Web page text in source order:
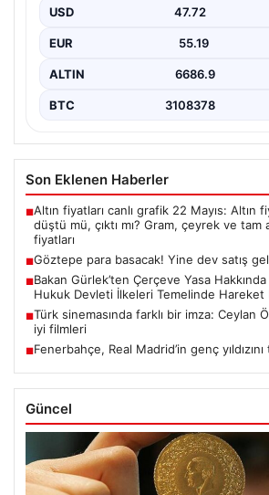
USD 47.72
EUR 55.19
ALTIN 6686.9
BTC 3108378
Son Eklenen Haberler
■Altın fiyatları canlı grafik 22 Mayıs: Altın
düştü mü, çıktı mı? Gram, çeyrek ve tam
fiyatları
■Göztepe para basacak! Yine dev satış
■Bakan Gürlek’ten Çerçeve Yasa
Hukuk Devleti İlkeleri Temelinde Hareket
■Türk sinemasında farklı bir imza: Ceylan
iyi filmleri
■Fenerbahçe, Real Madrid’in genç
Güncel